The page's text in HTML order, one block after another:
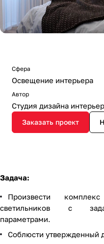
Сфера
Освещение интерьера
Автор
Студия дизайна
Заказать проект
Задача:
Произвести
светильников с
параметрами.
Соблюсти утвержденный